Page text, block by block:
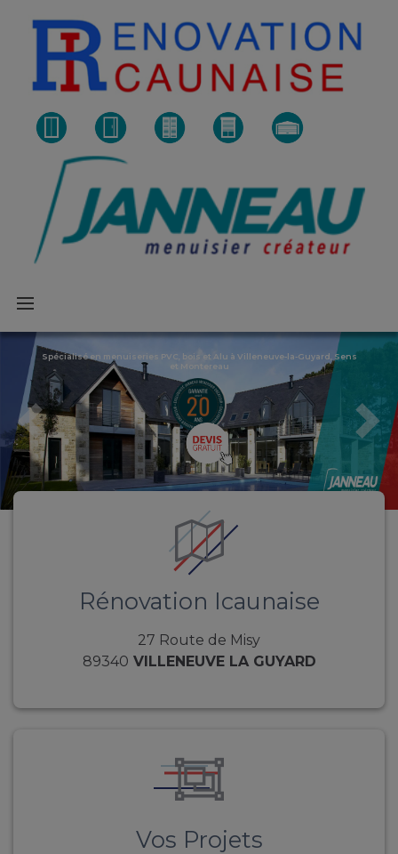
bois et Alu à Villeneuve-la-Guyard, Sens
et Montereau
Previous
Rénovation Icaunaise
27 Route de Misy
89340 VILLENEUVE LA GUYARD
Vos Projets